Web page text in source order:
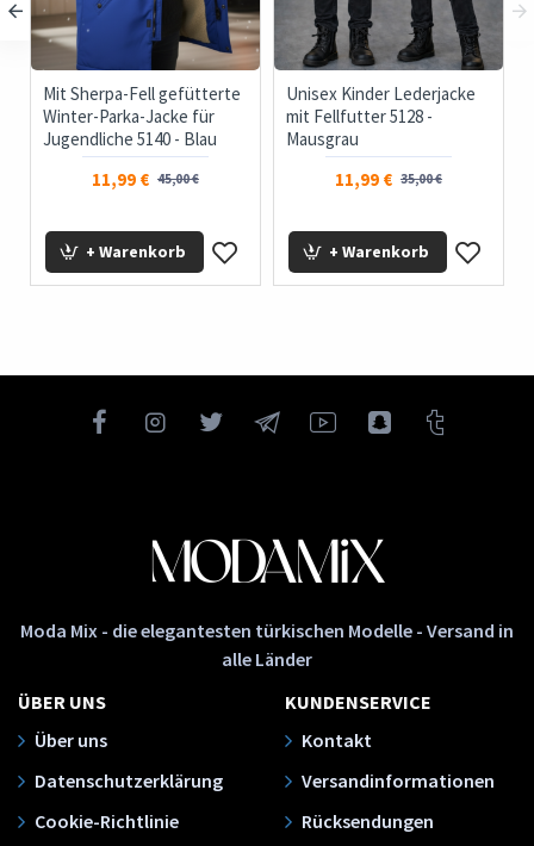
Mit Sherpa-Fell gefütterte
Winter-Parka-Jacke für
Jugendliche 5140 - Blau
11,99 € 45,00 €
+ Warenkorb
Unisex Kinder Lederjacke
mit Fellfutter 5128 -
Mausgrau
11,99 € 35,00 €
+ Warenkorb
Moda Mix - die elegantesten türkischen Modelle - Versand in
alle Länder
ÜBER UNS
Über uns
Datenschutzerklärung
Cookie-Richtlinie
KUNDENSERVICE
Kontakt
Versandinformationen
Rücksendungen